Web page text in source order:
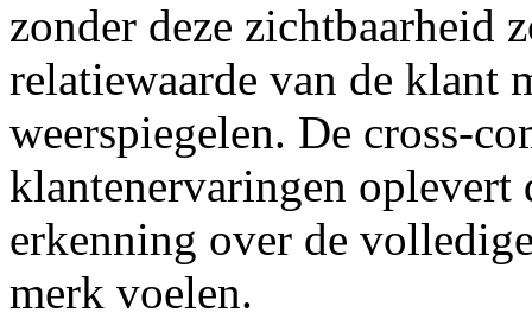
zonder deze zichtbaarheid
relatiewaarde van de klant
weerspiegelen. De cross-
klantenervaringen oplevert
erkenning over de
merk voelen.